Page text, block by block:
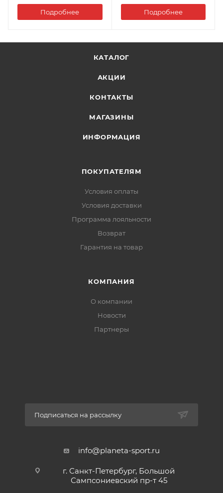
Подробнее Подробнее
КАТАЛОГ
АКЦИИ
КОНТАКТЫ
МАГАЗИНЫ
ИНФОРМАЦИЯ
ПОКУПАТЕЛЯМ
Условия оплаты
Условия доставки
Программа лояльности
Возврат
Гарантия на товар
КОМПАНИЯ
О компании
Новости
Партнеры
Подписаться на рассылку
info@planeta-sport.ru
г. Санкт-Петербург, Большой
Сампсониевский пр-т 45